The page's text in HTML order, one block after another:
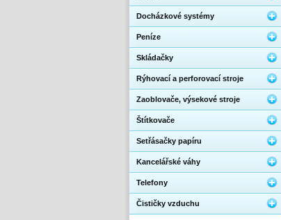
Docházkové systémy
Peníze
Skládačky
Rýhovací a perforovací stroje
Zaoblovače, výsekové stroje
Štítkovače
Setřásačky papíru
Kancelářské váhy
Telefony
Čističky vzduchu